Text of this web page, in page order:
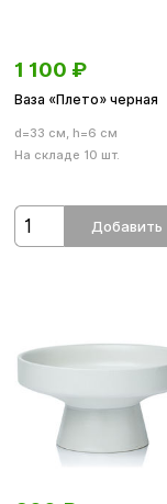
1 100 ₽
Ваза «Плето» черная
d=33 см, h=6 см
На складе 10 шт.
Добавить